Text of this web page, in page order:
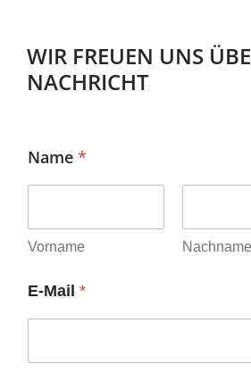
WIR FREUEN UNS
NACHRICHT
Name *
Vorname Nachname
E-Mail *